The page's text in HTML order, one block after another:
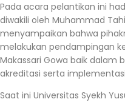
Pada acara pelantikan ini
diwakili oleh Muhammad
menyampaikan bahwa
melakukan pendampingan
Makassari Gowa baik dalam
akreditasi serta
Saat ini Universitas Syekh